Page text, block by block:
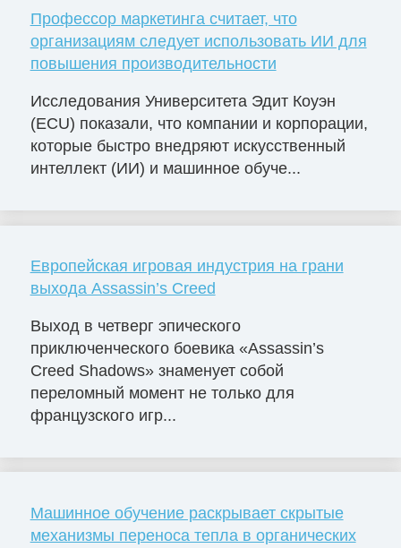
Профессор маркетинга считает, что
организациям следует использовать ИИ для
повышения производительности
Исследования Университета Эдит Коуэн
(ECU) показали, что компании и корпорации,
которые быстро внедряют искусственный
интеллект (ИИ) и машинное обуче...
Европейская игровая индустрия на грани
выхода Assassin’s Creed
Выход в четверг эпического
приключенческого боевика «Assassin’s
Creed Shadows» знаменует собой
переломный момент не только для
французского игр...
Машинное обучение раскрывает скрытые
механизмы переноса тепла в органических